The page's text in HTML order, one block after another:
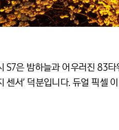
S7은 밤하늘과 어우러진 83
센서’ 덕분입니다. 듀얼 픽셀